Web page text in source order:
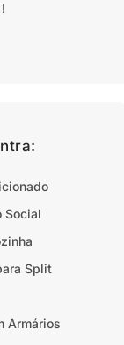
Social
Split
Armários